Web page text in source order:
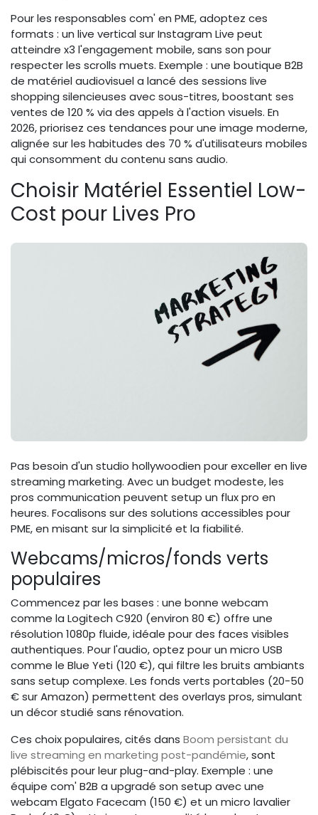
Pour les responsables com' en PME, adoptez ces
formats : un live vertical sur Instagram Live peut
atteindre x3 l'engagement mobile, sans son pour
respecter les scrolls muets. Exemple : une boutique B2B
de matériel audiovisuel a lancé des sessions live
shopping silencieuses avec sous-titres, boostant ses
ventes de 120 % via des appels à l'action visuels. En
2026, priorisez ces tendances pour une image moderne,
alignée sur les habitudes des 70 % d'utilisateurs mobiles
qui consomment du contenu sans audio.
Choisir Matériel Essentiel Low-
Cost pour Lives Pro
Pas besoin d'un studio hollywoodien pour exceller en live
streaming marketing. Avec un budget modeste, les
pros communication peuvent setup un flux pro en
heures. Focalisons sur des solutions accessibles pour
PME, en misant sur la simplicité et la fiabilité.
Webcams/micros/fonds verts
populaires
Commencez par les bases : une bonne webcam
comme la Logitech C920 (environ 80 €) offre une
résolution 1080p fluide, idéale pour des faces visibles
authentiques. Pour l'audio, optez pour un micro USB
comme le Blue Yeti (120 €), qui filtre les bruits ambiants
sans setup complexe. Les fonds verts portables (20-50
€ sur Amazon) permettent des overlays pros, simulant
un décor studié sans rénovation.
Ces choix populaires, cités dans Boom persistant du
live streaming en marketing post-pandémie, sont
plébiscités pour leur plug-and-play. Exemple : une
équipe com' B2B a upgradé son setup avec une
webcam Elgato Facecam (150 €) et un micro lavalier